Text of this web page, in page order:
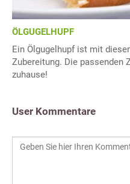
ÖLGUGELHUPF
Ein Ölgugelhupf ist mit
Zubereitung. Die passenden
zuhause!
User Kommentare